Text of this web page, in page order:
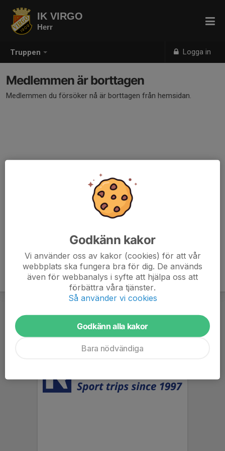
Truppen Logga in
IK VIRGO
Herr
Medlemmen är borttagen
Medlemmen du försöker nå är borttagen från hemsidan.
Godkänn kakor
Vi använder oss av kakor (cookies) för att vår
webbplats ska fungera bra för dig. De används
även för webbanalys i syfte att hjälpa oss att
förbättra våra tjänster.
Så använder vi cookies
Godkänn alla kakor
Bara nödvändiga